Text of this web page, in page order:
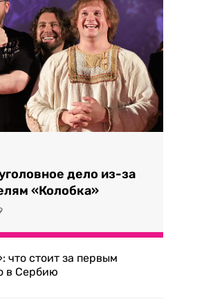
дело из-за
«Колобка»
что стоит за первым
в Сербию